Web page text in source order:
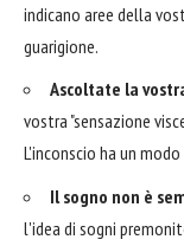
indicano aree della
guarigione.
Ascoltate la
vostra "sensazione
L'inconscio ha un
Il sogno non è
l'idea di sogni